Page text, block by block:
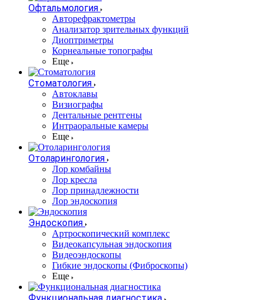
Офтальмология
Авторефрактометры
Анализатор зрительных функций
Диоптриметры
Корнеальные топографы
Еще
Стоматология
Автоклавы
Визиографы
Дентальные рентгены
Интраоральные камеры
Еще
Отоларингология
Лор комбайны
Лор кресла
Лор принадлежности
Лор эндоскопия
Эндоскопия
Артроскопический комплекс
Видеокапсульная эндоскопия
Видеоэндоскопы
Гибкие эндоскопы (Фиброcкопы)
Еще